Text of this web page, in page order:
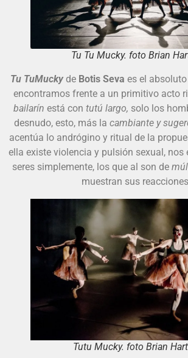
Tu Tu Mucky. foto Brian
Tu TuMuckyde Botis Seva es el
encontramos frente a un primitivo acto
bailarín está con tutú largo, solo los
desnudo, esto, más la cambiante y
acentúa lo andrógino y ritual de la
ella existe violencia y pulsión sexual, nos
seres simplemente, los que al son de
muestran sus
Tutu Mucky. foto Brian